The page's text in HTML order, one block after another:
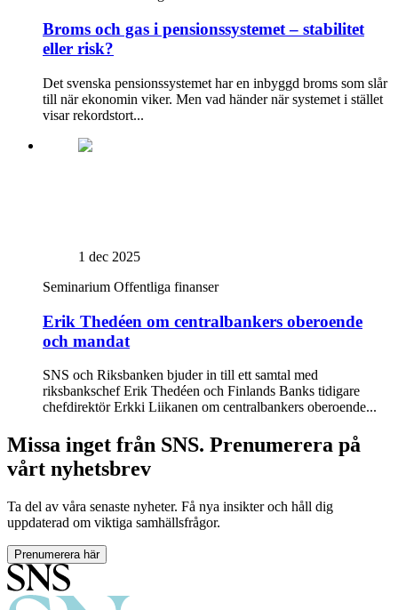
Broms och gas i pensionssystemet – stabilitet
eller risk?
Det svenska pensionssystemet har en inbyggd broms som slår
till när ekonomin viker. Men vad händer när systemet i stället
visar rekordstort...
1 dec 2025
Seminarium Offentliga finanser
Erik Thedéen om centralbankers oberoende
och mandat
SNS och Riksbanken bjuder in till ett samtal med
riksbankschef Erik Thedéen och Finlands Banks tidigare
chefdirektör Erkki Liikanen om centralbankers oberoende...
Missa inget från SNS. Prenumerera på
vårt nyhetsbrev
Ta del av våra senaste nyheter. Få nya insikter och håll dig
uppdaterad om viktiga samhällsfrågor.
Prenumerera här